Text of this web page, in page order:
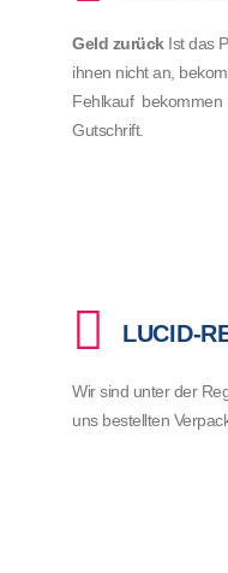
Geld zurückIst das
ihnen nicht an,
Fehlkauf bekommen
Gutschrift.
LUCID-
Wir sind unter der
uns bestellten